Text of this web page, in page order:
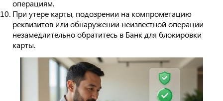
операциям.
При утере карты, подозрении на компрометацию
реквизитов или обнаружении неизвестной операции
незамедлительно обратитесь в Банк для блокировки
карты.